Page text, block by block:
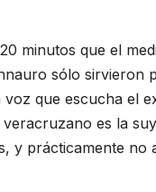
minutos que el
sólo sirvieron
voz que escucha el
es la
y prácticamente no